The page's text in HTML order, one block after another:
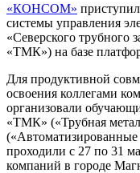
«КОНСОМ»
системы управления
«Северского трубного
«ТМК») на базе
Для продуктивной
освоения коллегами
организовали
«ТМК» («Трубная
проходили с 27 по 31
компаний в городе